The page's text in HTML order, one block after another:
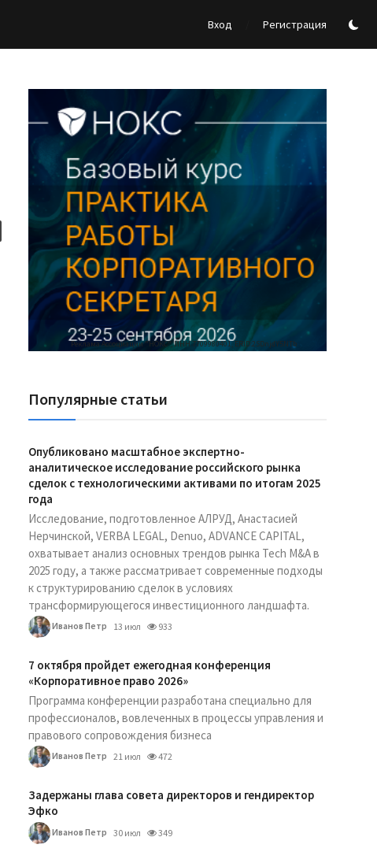
Вход Регистрация
Реклама Ассоциации "НОКС", ИНН 7709980401, ERID:2SDnjdY5NTb
Популярные статьи
Опубликовано масштабное экспертно-
аналитическое исследование российского рынка
сделок с технологическими активами по итогам 2025
года
Исследование, подготовленное АЛРУД, Анастасией
Нерчинской, VERBA LEGAL, Denuo, ADVANCE CAPITAL,
охватывает анализ основных трендов рынка Tech M&A в
2025 году, а также рассматривает современные подходы
к структурированию сделок в условиях
трансформирующегося инвестиционного ландшафта.
Иванов Петр 13 июл 933
7 октября пройдет ежегодная конференция
«Корпоративное право 2026»
Программа конференции разработана специально для
профессионалов, вовлеченных в процессы управления и
правового сопровождения бизнеса
Иванов Петр 21 июл 472
Задержаны глава совета директоров и гендиректор
Эфко
Иванов Петр 30 июл 349